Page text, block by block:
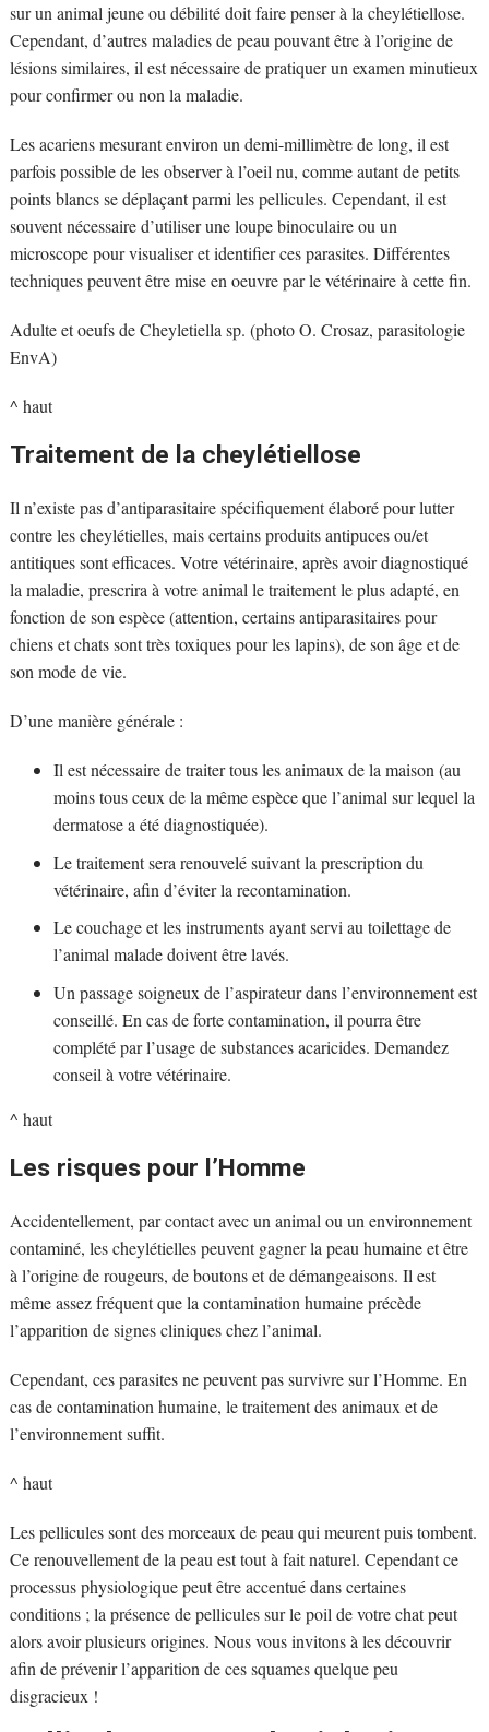
sur un animal jeune ou débilité doit faire penser à la cheylétiellose.
Cependant, d’autres maladies de peau pouvant être à l’origine de
lésions similaires, il est nécessaire de pratiquer un examen minutieux
pour confirmer ou non la maladie.
Les acariens mesurant environ un demi-millimètre de long, il est
parfois possible de les observer à l’oeil nu, comme autant de petits
points blancs se déplaçant parmi les pellicules. Cependant, il est
souvent nécessaire d’utiliser une loupe binoculaire ou un
microscope pour visualiser et identifier ces parasites. Différentes
techniques peuvent être mise en oeuvre par le vétérinaire à cette fin.
Adulte et oeufs de Cheyletiella sp. (photo O. Crosaz, parasitologie
EnvA)
^ haut
Traitement de la cheylétiellose
Il n’existe pas d’antiparasitaire spécifiquement élaboré pour lutter
contre les cheylétielles, mais certains produits antipuces ou/et
antitiques sont efficaces. Votre vétérinaire, après avoir diagnostiqué
la maladie, prescrira à votre animal le traitement le plus adapté, en
fonction de son espèce (attention, certains antiparasitaires pour
chiens et chats sont très toxiques pour les lapins), de son âge et de
son mode de vie.
D’une manière générale :
Il est nécessaire de traiter tous les animaux de la maison (au
moins tous ceux de la même espèce que l’animal sur lequel la
dermatose a été diagnostiquée).
Le traitement sera renouvelé suivant la prescription du
vétérinaire, afin d’éviter la recontamination.
Le couchage et les instruments ayant servi au toilettage de
l’animal malade doivent être lavés.
Un passage soigneux de l’aspirateur dans l’environnement est
conseillé. En cas de forte contamination, il pourra être
complété par l’usage de substances acaricides. Demandez
conseil à votre vétérinaire.
^ haut
Les risques pour l’Homme
Accidentellement, par contact avec un animal ou un environnement
contaminé, les cheylétielles peuvent gagner la peau humaine et être
à l’origine de rougeurs, de boutons et de démangeaisons. Il est
même assez fréquent que la contamination humaine précède
l’apparition de signes cliniques chez l’animal.
Cependant, ces parasites ne peuvent pas survivre sur l’Homme. En
cas de contamination humaine, le traitement des animaux et de
l’environnement suffit.
^ haut
Les pellicules sont des morceaux de peau qui meurent puis tombent.
Ce renouvellement de la peau est tout à fait naturel. Cependant ce
processus physiologique peut être accentué dans certaines
conditions ; la présence de pellicules sur le poil de votre chat peut
alors avoir plusieurs origines. Nous vous invitons à les découvrir
afin de prévenir l’apparition de ces squames quelque peu
disgracieux !